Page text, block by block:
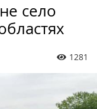
село
1281